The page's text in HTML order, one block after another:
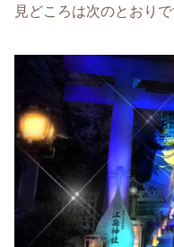
見どころは次のとおりで